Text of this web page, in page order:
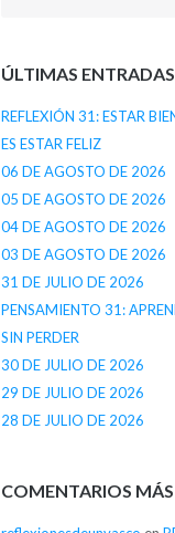
ÚLTIMAS ENTRADAS
REFLEXIÓN 31: ESTAR
ES ESTAR FELIZ
06 DE AGOSTO DE 2026
05 DE AGOSTO DE 2026
04 DE AGOSTO DE 2026
03 DE AGOSTO DE 2026
31 DE JULIO DE 2026
PENSAMIENTO 31:
SIN PERDER
30 DE JULIO DE 2026
29 DE JULIO DE 2026
28 DE JULIO DE 2026
COMENTARIOS MÁS